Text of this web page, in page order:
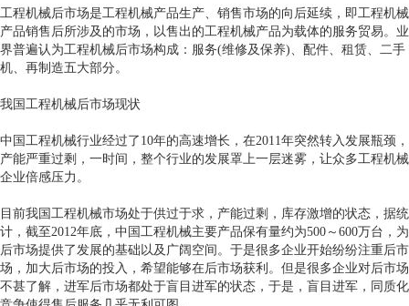
工程机械后市场是工程机械产品生产、销售市场的向后延续，即工程机械
产品销售后所涉及的市场，以售出的工程机械产品为载体的服务贸易。业
界普遍认为工程机械后市场构成：服务(维修及保养)、配件、租赁、二手
机、再制造五大部分。
我国工程机械后市场现状
中国工程机械行业经过了10年的高速增长，在2011年突然转入发展瓶颈，
产能严重过剩，一时间，整个行业的发展罩上一层迷雾，让众多工程机械
企业倍感压力。
目前我国工程机械市场处于供过于求，产能过剩，库存激增的状态，据统
计，截至2012年底，中国工程机械主要产品保有量约为500～600万台，为
后市场提供了发展的基础以及广阔空间。于是很多企业开始纷纷注重后市
场，加大后市场的投入，希望能够在后市场获利。但是很多企业对后市场
不甚了解，进军后市场都处于盲目进军的状态，于是，盲目进军，同质化